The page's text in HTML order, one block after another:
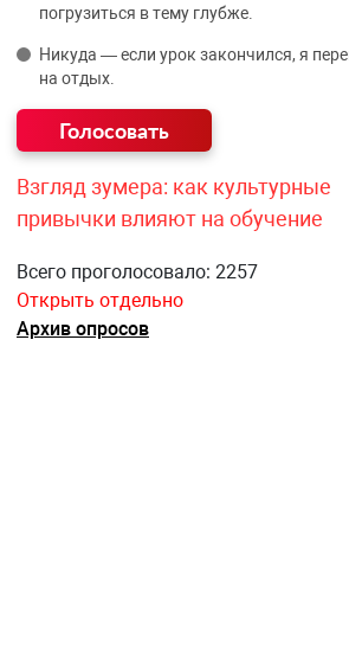
погрузиться в тему глубже.
Никуда — если урок закончился, я
на отдых.
Взгляд зумера: как культурные
привычки влияют на обучение
Всего проголосовало: 2257
Открыть отдельно
Архив опросов